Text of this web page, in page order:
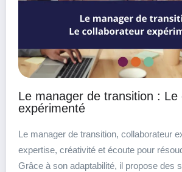
Le manager de transition : Le
expérimenté
Le manager de transition, collaborateur
expertise, créativité et écoute pour
Grâce à son adaptabilité, il propose des